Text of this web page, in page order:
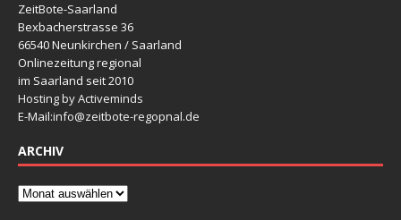
ZeitBote-Saarland
Bexbacherstrasse 36
66540 Neunkirchen / Saarland
Onlinezeitung regional
im Saarland seit 2010
Hosting by Activeminds
E-Mail:info@zeitbote-regopnal.de
ARCHIV